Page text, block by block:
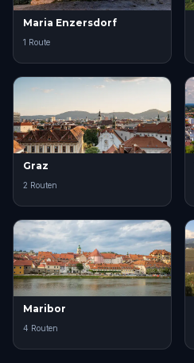
Maria Enzersdorf
1 Route
Graz
2 Routen
Maribor
4 Routen